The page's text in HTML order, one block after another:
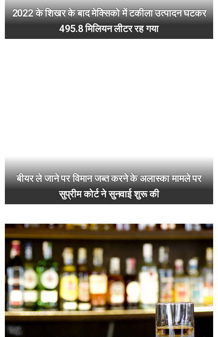
2022 के शिखर के बाद मेक्सिको में टकीला उत्पादन घटकर
495.8 मिलियन लीटर रह गया
बीयर ले जाने पर विमान जब्त करने के अलास्का मामले पर
सुप्रीम कोर्ट ने सुनवाई शुरू की